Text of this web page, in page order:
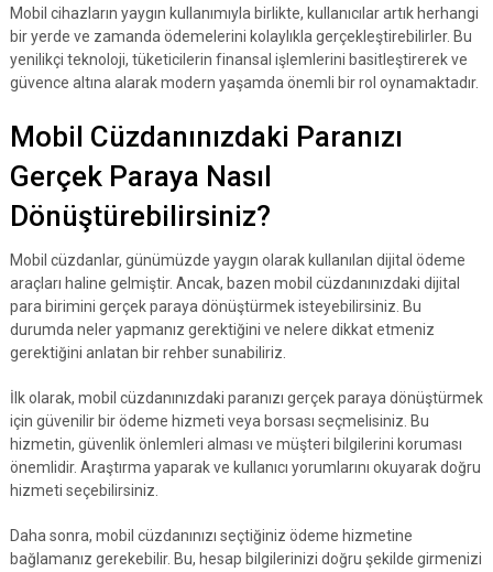
Mobil cihazların yaygın kullanımıyla birlikte, kullanıcılar artık herhangi
bir yerde ve zamanda ödemelerini kolaylıkla gerçekleştirebilirler. Bu
yenilikçi teknoloji, tüketicilerin finansal işlemlerini basitleştirerek ve
güvence altına alarak modern yaşamda önemli bir rol oynamaktadır.
Mobil Cüzdanınızdaki Paranızı
Gerçek Paraya Nasıl
Dönüştürebilirsiniz?
Mobil cüzdanlar, günümüzde yaygın olarak kullanılan dijital ödeme
araçları haline gelmiştir. Ancak, bazen mobil cüzdanınızdaki dijital
para birimini gerçek paraya dönüştürmek isteyebilirsiniz. Bu
durumda neler yapmanız gerektiğini ve nelere dikkat etmeniz
gerektiğini anlatan bir rehber sunabiliriz.
İlk olarak, mobil cüzdanınızdaki paranızı gerçek paraya dönüştürmek
için güvenilir bir ödeme hizmeti veya borsası seçmelisiniz. Bu
hizmetin, güvenlik önlemleri alması ve müşteri bilgilerini koruması
önemlidir. Araştırma yaparak ve kullanıcı yorumlarını okuyarak doğru
hizmeti seçebilirsiniz.
Daha sonra, mobil cüzdanınızı seçtiğiniz ödeme hizmetine
bağlamanız gerekebilir. Bu, hesap bilgilerinizi doğru şekilde girmenizi